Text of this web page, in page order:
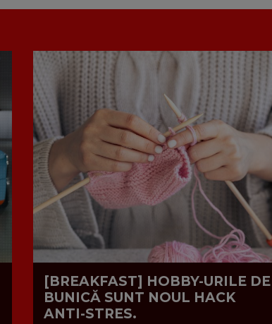
[BREAKFAST] HOBBY-URILE DE
BUNICĂ SUNT NOUL HACK
ANTI-STRES.